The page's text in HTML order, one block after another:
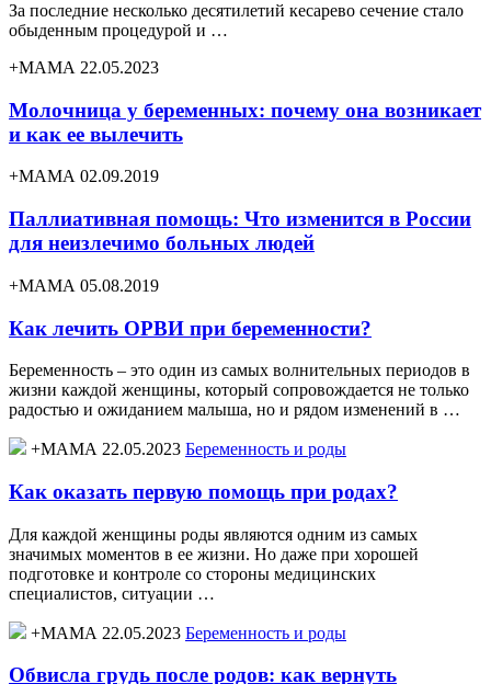
За последние несколько десятилетий кесарево сечение стало
обыденным процедурой и …
+МАМА 22.05.2023
Молочница у беременных: почему она возникает
и как ее вылечить
+МАМА 02.09.2019
Паллиативная помощь: Что изменится в России
для неизлечимо больных людей
+МАМА 05.08.2019
Как лечить ОРВИ при беременности?
Беременность – это один из самых волнительных периодов в
жизни каждой женщины, который сопровождается не только
радостью и ожиданием малыша, но и рядом изменений в …
+МАМА 22.05.2023 Беременность и роды
Как оказать первую помощь при родах?
Для каждой женщины роды являются одним из самых
значимых моментов в ее жизни. Но даже при хорошей
подготовке и контроле со стороны медицинских
специалистов, ситуации …
+МАМА 22.05.2023 Беременность и роды
Обвисла грудь после родов: как вернуть